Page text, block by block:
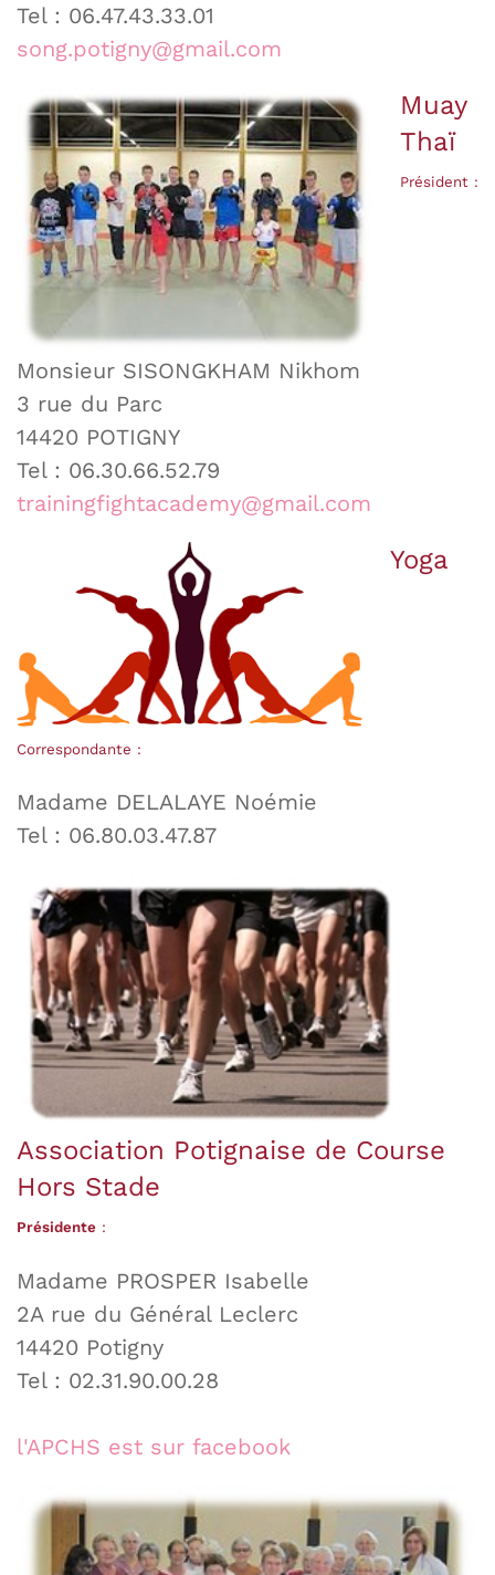
Tel : 06.47.43.33.01
song.potigny@gmail.com
Muay
Thaï
Président :
Monsieur SISONGKHAM Nikhom
3 rue du Parc
14420 POTIGNY
Tel : 06.30.66.52.79
trainingfightacademy@gmail.com
Yoga
Correspondante :
Madame DELALAYE Noémie
Tel : 06.80.03.47.87
Association Potignaise de Course
Hors Stade
Présidente :
Madame PROSPER Isabelle
2A rue du Général Leclerc
14420 Potigny
Tel : 02.31.90.00.28
l'APCHS est sur facebook